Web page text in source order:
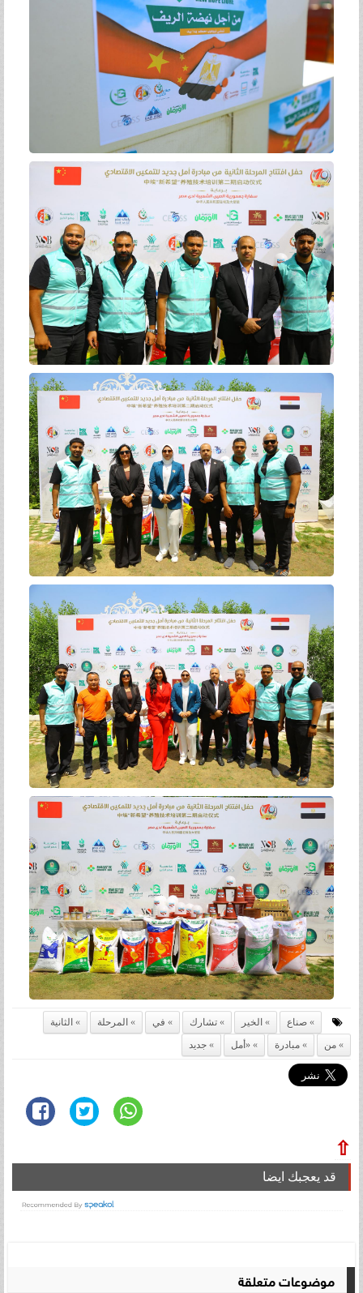
صناع الخير تشارك في المرحلة
الثانية
من
مبادرة «أمل جديد
⇧
قد يعجبك ايضا
موضوعات متعلقة